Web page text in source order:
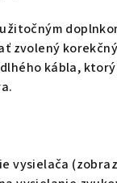
zvolený
kábla,
vysielača